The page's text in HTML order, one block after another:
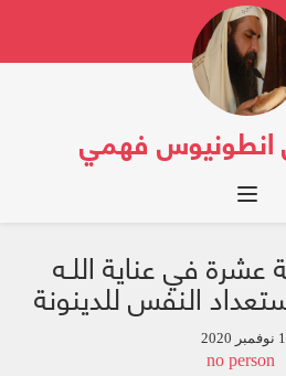
فهمي
Toggle navigation
عشرة في عناية اللـه
النفس للدينونة
no person